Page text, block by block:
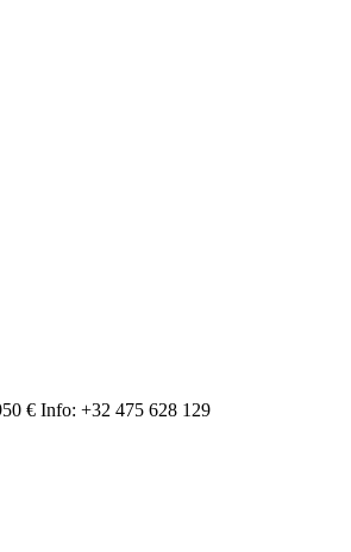
€ Info: +32 475 628 129